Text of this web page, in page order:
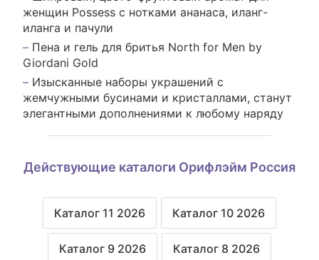
женщин Possess с нотками ананаса, иланг-
иланга и пачули
Пена и гель для бритья North for Men by
Giordani Gold
Изысканные наборы украшений с
жемчужными бусинами и кристаллами, станут
элегантными дополнениями к любому наряду
Действующие каталоги Орифлэйм Россия
Каталог 11 2026 Каталог 10 2026
Каталог 9 2026 Каталог 8 2026